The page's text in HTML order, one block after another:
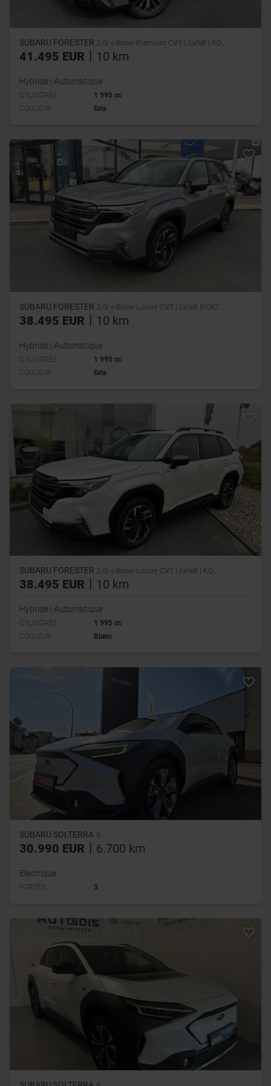
SUBARU FORESTER 2.0i e-Boxer Premium CVT | Safe8 | KO...
41.495 EUR | 10 km
Hybride | Automatique
CYLINDRÉE
1 995 cc
COULEUR
Gris
SUBARU FORESTER 2.0i e-Boxer Luxury CVT | Safe8 |KORT...
38.495 EUR | 10 km
Hybride | Automatique
CYLINDRÉE
1 995 cc
COULEUR
Gris
SUBARU FORESTER 2.0i e-Boxer Luxury CVT | Safe8 | KO...
38.495 EUR | 10 km
Hybride | Automatique
CYLINDRÉE
1 995 cc
COULEUR
Blanc
SUBARU SOLTERRA fr
30.990 EUR | 6.700 km
Electrique
PORTES 3